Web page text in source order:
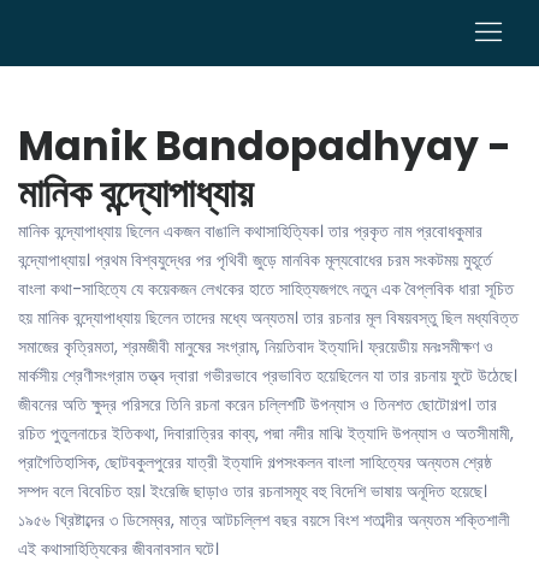
0
Manik Bandopadhyay -
মানিক বন্দ্যোপাধ্যায়
মানিক বন্দ্যোপাধ্যায় ছিলেন একজন বাঙালি কথাসাহিত্যিক। তার প্রকৃত নাম প্রবোধকুমার
বন্দ্যোপাধ্যায়। প্রথম বিশ্বযুদ্ধের পর পৃথিবী জুড়ে মানবিক মূল্যবোধের চরম সংকটময় মুহূর্তে
বাংলা কথা-সাহিত্যে যে কয়েকজন লেখকের হাতে সাহিত্যজগৎে নতুন এক বৈপ্লবিক ধারা সূচিত
হয় মানিক বন্দ্যোপাধ্যায় ছিলেন তাদের মধ্যে অন্যতম। তার রচনার মূল বিষয়বস্তু ছিল মধ্যবিত্ত
সমাজের কৃত্রিমতা, শ্রমজীবী মানুষের সংগ্রাম, নিয়তিবাদ ইত্যাদি। ফ্রয়েডীয় মনঃসমীক্ষণ ও
মার্কসীয় শ্রেণীসংগ্রাম তত্ত্ব দ্বারা গভীরভাবে প্রভাবিত হয়েছিলেন যা তার রচনায় ফুটে উঠেছে।
জীবনের অতি ক্ষুদ্র পরিসরে তিনি রচনা করেন চল্লিশটি উপন্যাস ও তিনশত ছোটোগল্প। তার
রচিত পুতুলনাচের ইতিকথা, দিবারাত্রির কাব্য, পদ্মা নদীর মাঝি ইত্যাদি উপন্যাস ও অতসীমামী,
প্রাগৈতিহাসিক, ছোটবকুলপুরের যাত্রী ইত্যাদি গল্পসংকলন বাংলা সাহিত্যের অন্যতম শ্রেষ্ঠ
সম্পদ বলে বিবেচিত হয়। ইংরেজি ছাড়াও তার রচনাসমূহ বহু বিদেশি ভাষায় অনূদিত হয়েছে।
১৯৫৬ খ্রিষ্টাব্দের ৩ ডিসেম্বর, মাত্র আটচল্লিশ বছর বয়সে বিংশ শতাব্দীর অন্যতম শক্তিশালী
এই কথাসাহিত্যিকের জীবনাবসান ঘটে।